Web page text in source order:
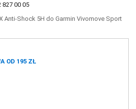
827 00 05
Anti-Shock 5H do Garmin Vivomove Sport
OD 195 ZŁ